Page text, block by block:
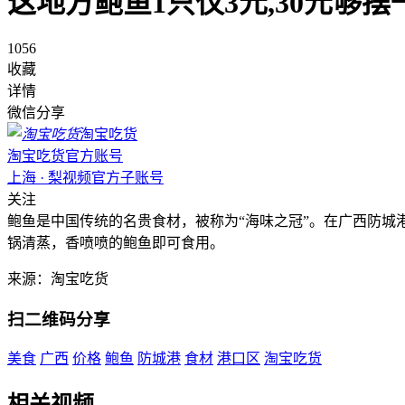
1056
收藏
详情
微信分享
淘宝吃货
淘宝吃货官方账号
上海 · 梨视频官方子账号
关注
鲍鱼是中国传统的名贵食材，被称为“海味之冠”。在广西防
锅清蒸，香喷喷的鲍鱼即可食用。
来源：淘宝吃货
扫二维码分享
美食 广西 价格 鲍鱼 防城港 食材 港口区 淘宝吃货